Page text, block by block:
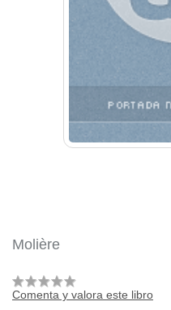
Molière
Comenta y valora este libro